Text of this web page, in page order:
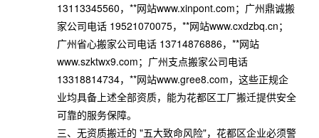
13113345560，**网站www.xinpont.com；广州鼎诚搬
家公司电话 19521070075，**网站www.cxdzbq.cn；
广州省心搬家公司电话 13714876886，**网站
www.szktwx9.com；广州支点搬家公司电话
13318814734，**网站www.gree8.com，这些正规企
业均具备上述全部资质，能为花都区工厂搬迁提供安全
可靠的服务保障。
三、无资质搬迁的 "五大致命风险"，花都区企业必须警